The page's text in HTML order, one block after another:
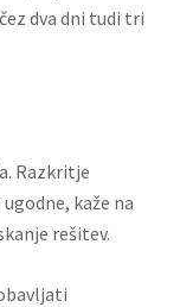
dva dni tudi tri
Razkritje
kaže na
rešitev.